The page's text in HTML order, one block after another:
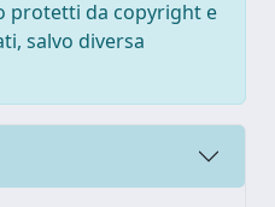
protetti da copyright e
salvo diversa